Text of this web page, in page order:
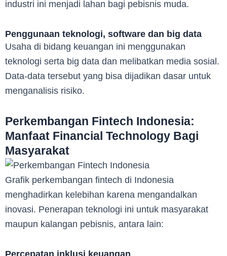
industri ini menjadi lahan bagi pebisnis muda.
Penggunaan teknologi, software dan big data
Usaha di bidang keuangan ini menggunakan
teknologi serta big data dan melibatkan media sosial.
Data-data tersebut yang bisa dijadikan dasar untuk
menganalisis risiko.
Perkembangan Fintech Indonesia:
Manfaat Financial Technology Bagi
Masyarakat
Grafik perkembangan fintech di Indonesia
menghadirkan kelebihan karena mengandalkan
inovasi. Penerapan teknologi ini untuk masyarakat
maupun kalangan pebisnis, antara lain:
Percepatan inklusi keuangan